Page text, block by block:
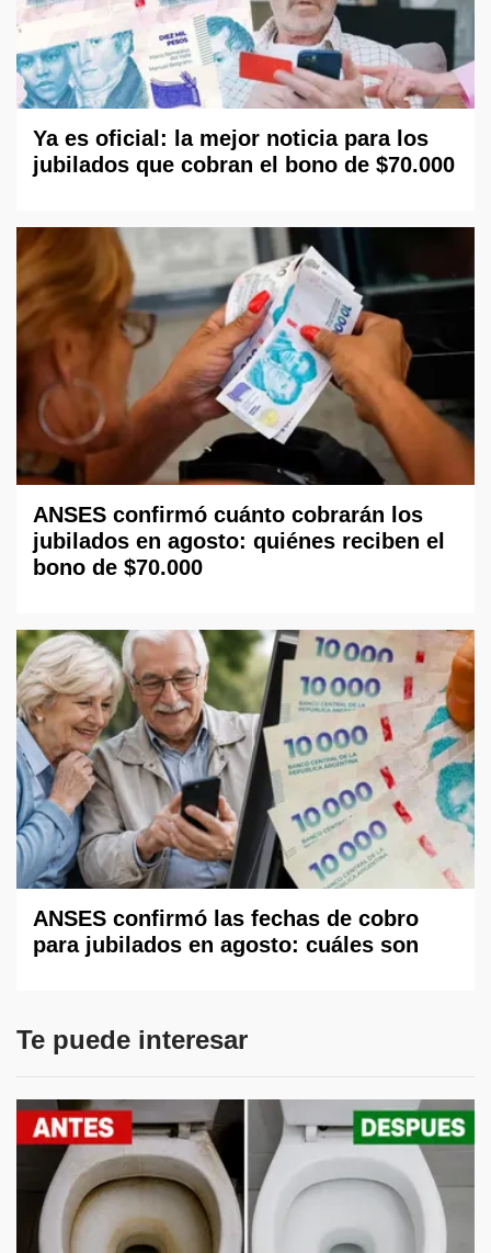
Ya es oficial: la mejor noticia para los
jubilados que cobran el bono de $70.000
ANSES confirmó cuánto cobrarán los
jubilados en agosto: quiénes reciben el
bono de $70.000
ANSES confirmó las fechas de cobro
para jubilados en agosto: cuáles son
Te puede interesar